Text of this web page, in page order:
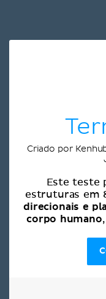
Criado por
Este teste
estruturas em
direcionais e
corpo humano,